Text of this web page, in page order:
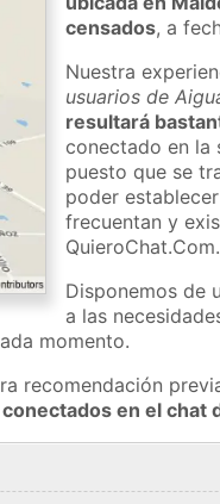
censados, a
Nuestra
usuarios de
resultará
conectado en la
puesto que se
poder
frecuentan y
QuieroChat.Com.
Disponemos de
a las
momento.
recomendación
en el chat